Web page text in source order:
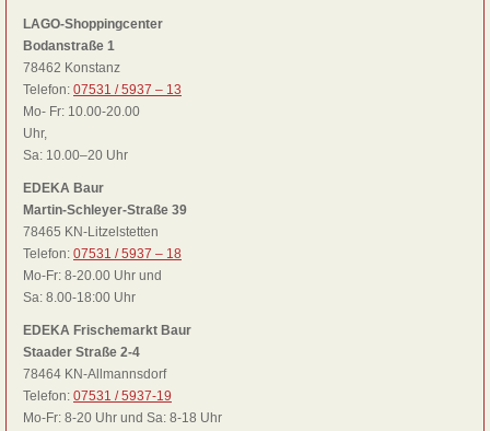
LAGO-Shoppingcenter
Bodanstraße 1
78462 Konstanz
Telefon: 07531 / 5937 – 13
Mo- Fr: 10.00-20.00
Uhr,
Sa: 10.00–20 Uhr
EDEKA Baur
Martin-Schleyer-Straße 39
78465 KN-Litzelstetten
Telefon: 07531 / 5937 – 18
Mo-Fr: 8-20.00 Uhr und
Sa: 8.00-18:00 Uhr
EDEKA Frischemarkt Baur
Staader Straße 2-4
78464 KN-Allmannsdorf
Telefon: 07531 / 5937-19
Mo-Fr: 8-20 Uhr und Sa: 8-18 Uhr